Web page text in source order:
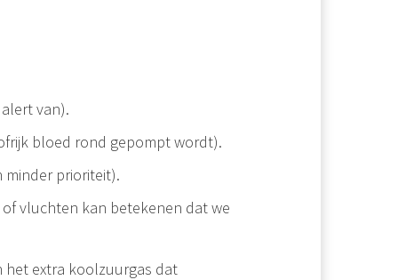
van).
bloed rond gepompt wordt).
minder prioriteit).
vluchten kan betekenen dat we
het extra koolzuurgas dat